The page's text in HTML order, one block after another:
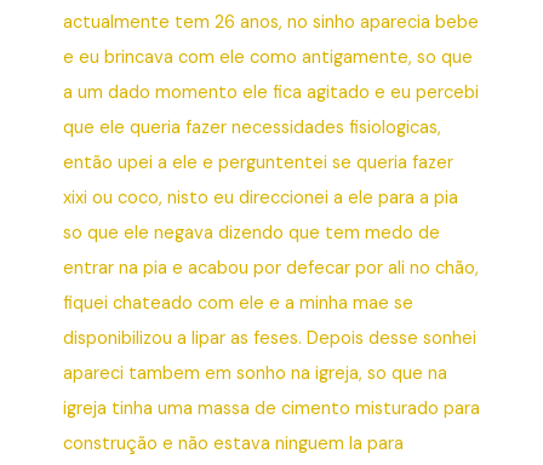
actualmente tem 26 anos, no sinho aparecia bebe
e eu brincava com ele como antigamente, so que
a um dado momento ele fica agitado e eu percebi
que ele queria fazer necessidades fisiologicas,
então upei a ele e perguntentei se queria fazer
xixi ou coco, nisto eu direccionei a ele para a pia
so que ele negava dizendo que tem medo de
entrar na pia e acabou por defecar por ali no chão,
fiquei chateado com ele e a minha mae se
disponibilizou a lipar as feses. Depois desse sonhei
apareci tambem em sonho na igreja, so que na
igreja tinha uma massa de cimento misturado para
construção e não estava ninguem la para